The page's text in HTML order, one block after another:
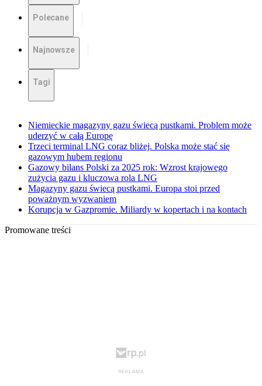
Polecane
Najnowsze
Tagi
Niemieckie magazyny gazu świecą pustkami. Problem może
uderzyć w całą Europę
Trzeci terminal LNG coraz bliżej. Polska może stać się
gazowym hubem regionu
Gazowy bilans Polski za 2025 rok: Wzrost krajowego
zużycia gazu i kluczowa rola LNG
Magazyny gazu świecą pustkami. Europa stoi przed
poważnym wyzwaniem
Korupcja w Gazpromie. Miliardy w kopertach i na kontach
Promowane treści